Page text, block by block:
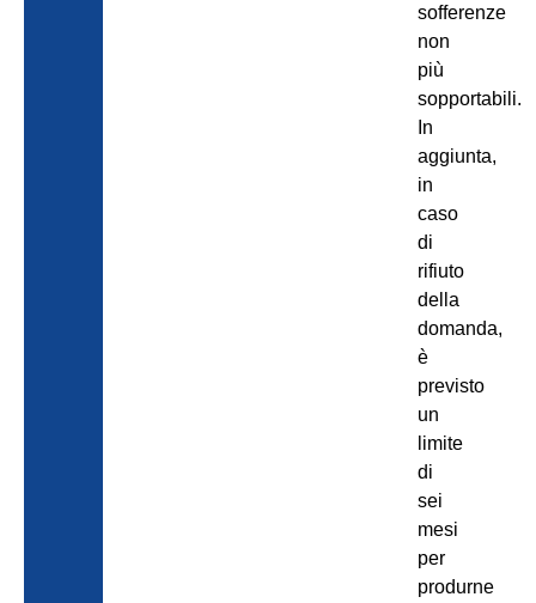
sofferenze
non
più
sopportabili.
In
aggiunta,
in
caso
di
rifiuto
della
domanda,
è
previsto
un
limite
di
sei
mesi
per
produrne